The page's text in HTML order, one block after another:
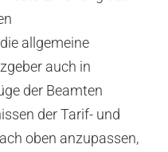
allgemeine
auch in
der Beamten
der Tarif- und
oben anzupassen,